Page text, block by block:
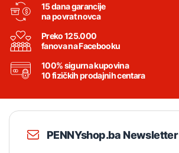
15 dana garancije
na povrat novca
Preko 125.000
fanova na Facebooku
100% sigurna kupovina
10 fizičkih prodajnih centara
PENNYshop.ba Newsletter